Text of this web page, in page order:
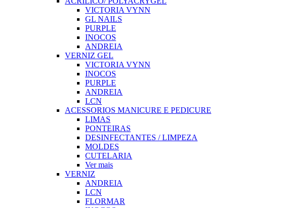
VICTORIA VYNN
GL NAILS
PURPLE
INOCOS
ANDREIA
VERNIZ GEL
VICTORIA VYNN
INOCOS
PURPLE
ANDREIA
LCN
ACESSORIOS MANICURE E PEDICURE
LIMAS
PONTEIRAS
DESINFECTANTES / LIMPEZA
MOLDES
CUTELARIA
Ver mais
VERNIZ
ANDREIA
LCN
FLORMAR